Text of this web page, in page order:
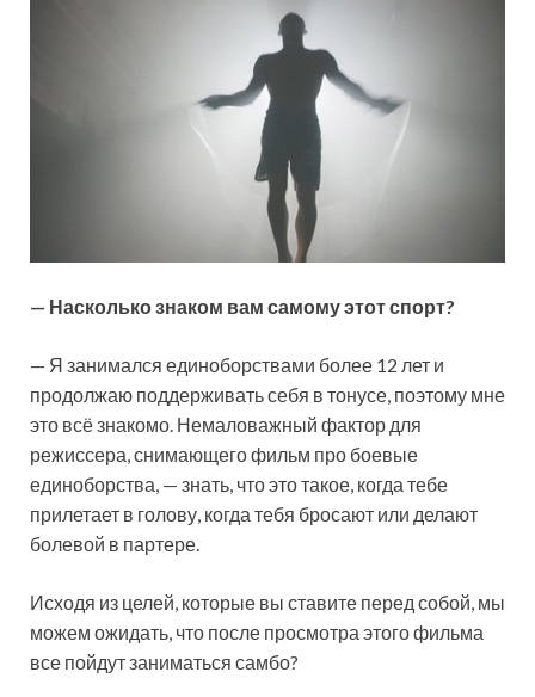
— Насколько знаком вам самому этот спорт?
— Я занимался единоборствами более 12 лет и
продолжаю поддерживать себя в тонусе, поэтому мне
это всё знакомо. Немаловажный фактор для
режиссера, снимающего фильм про боевые
единоборства, — знать, что это такое, когда тебе
прилетает в голову, когда тебя бросают или делают
болевой в партере.
Исходя из целей, которые вы ставите перед собой, мы
можем ожидать, что после просмотра этого фильма
все пойдут заниматься самбо?